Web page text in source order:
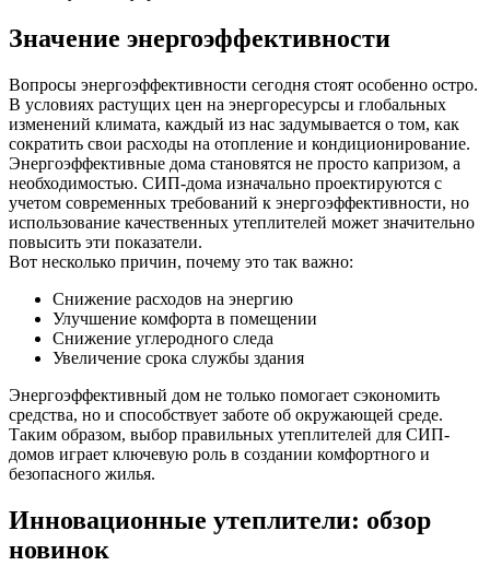
Значение энергоэффективности
Вопросы энергоэффективности сегодня стоят особенно остро.
В условиях растущих цен на энергоресурсы и глобальных
изменений климата, каждый из нас задумывается о том, как
сократить свои расходы на отопление и кондиционирование.
Энергоэффективные дома становятся не просто капризом, а
необходимостью. СИП-дома изначально проектируются с
учетом современных требований к энергоэффективности, но
использование качественных утеплителей может значительно
повысить эти показатели.
Вот несколько причин, почему это так важно:
Снижение расходов на энергию
Улучшение комфорта в помещении
Снижение углеродного следа
Увеличение срока службы здания
Энергоэффективный дом не только помогает сэкономить
средства, но и способствует заботе об окружающей среде.
Таким образом, выбор правильных утеплителей для СИП-
домов играет ключевую роль в создании комфортного и
безопасного жилья.
Инновационные утеплители: обзор
новинок